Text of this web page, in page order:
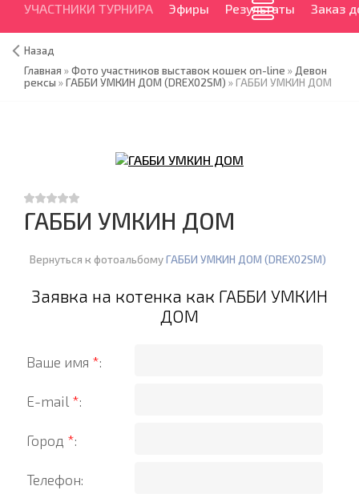
УЧАСТНИКИ ТУРНИРА Эфиры Результаты Заказ
Назад
Главная »Фото участников выставок кошек on-line » Девон
рексы »ГАББИ УМКИН ДОМ (DREX02SM) » ГАББИ УМКИН ДОМ
ГАББИ УМКИН ДОМ
Вернуться к фотоальбомуГАББИ УМКИН ДОМ (DREX02SM)
Заявка на котенка как ГАББИ УМКИН
ДОМ
Ваше имя *:
E-mail *:
Город *:
Телефон: